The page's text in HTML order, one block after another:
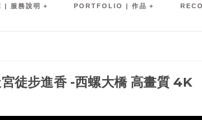
| 服務說明 PORTFOLIO | 作品
徒步進香 -西螺大橋 高畫質 4K